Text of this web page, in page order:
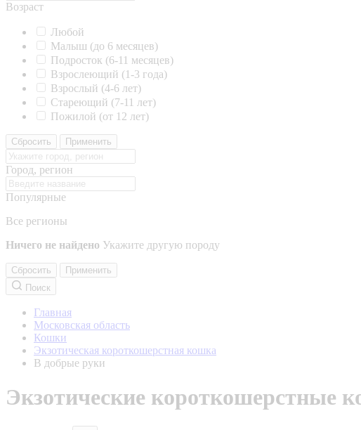
Возраст
Любой
Малыш (до 6 месяцев)
Подросток (6-11 месяцев)
Взрослеющий (1-3 года)
Взрослый (4-6 лет)
Стареющий (7-11 лет)
Пожилой (от 12 лет)
Сбросить Применить
Город, регион
Популярные
Все регионы
Ничего не найдено Укажите другую породу
Сбросить
Применить
Поиск
Главная
Московская область
Кошки
Экзотическая короткошерстная кошка
В добрые руки
Экзотические короткошерстные